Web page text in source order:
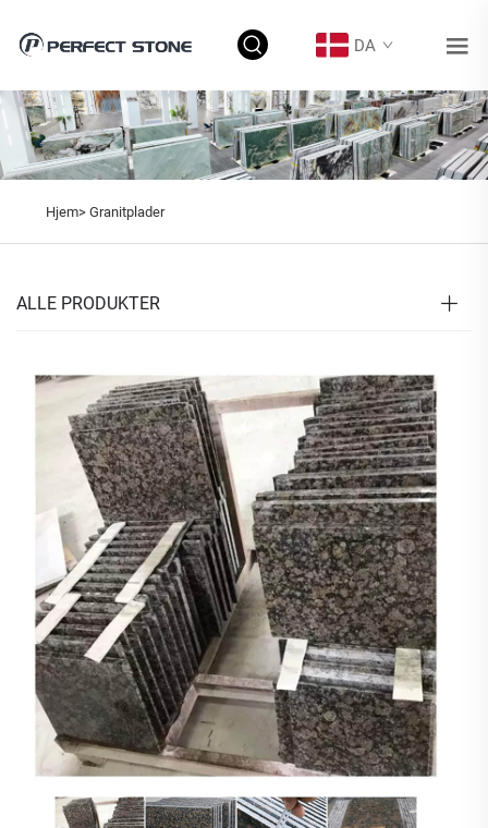
DA
Hjem> Granitplader
ALLE PRODUKTER